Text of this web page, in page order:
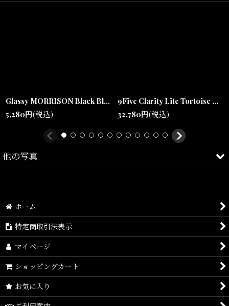
ブラックコーデやストリートスタイルのアクセントとしても最適で
す。
沖縄・宜野湾のセレクトショップSHELLTERが提案する、
One Size(レンズ幅:約53.5mm, ブリッジ幅:約18mm, テンプル幅:約
Glassy MORRISON Black Blue Mirror Lens Polarized Sunglasses モリソン ブラック ブルミラーレンズ サングラス 偏光レンズ【沖縄 偏光サングラス メンズ 通販】
5,280円(税込)
9Five Clarity Lite Tortoise & 24k Gold Clear Lens Glasses リムレス べっ甲 クリアレンズ サングラス
32,780円(税込)
他の写真
ホーム
特定商取引法表示
マイページ
ショッピングカート
お気に入り